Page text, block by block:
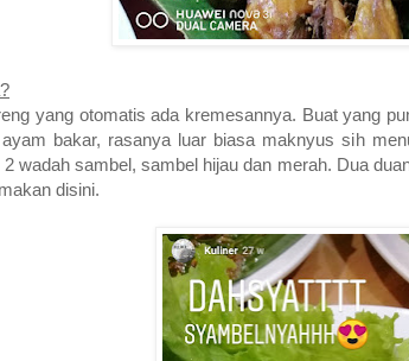
yang otomatis ada kremesannya. Buat yang
bakar, rasanya luar biasa maknyus sih
wadah sambel, sambel hijau dan merah. Dua
disini.